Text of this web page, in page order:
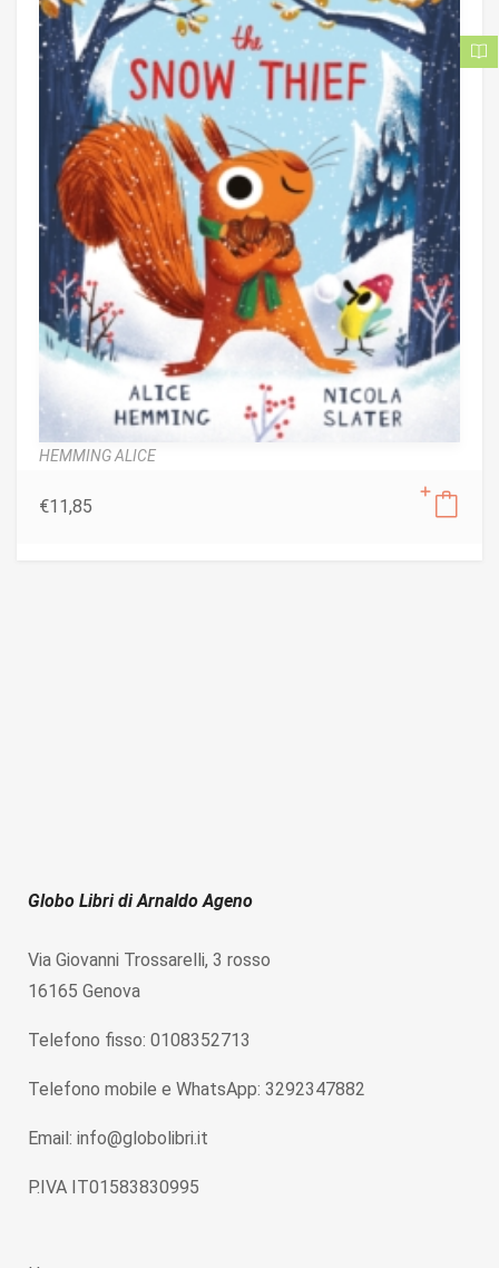
HEMMING ALICE
€11,85
Globo Libri di Arnaldo Ageno
Via Giovanni Trossarelli, 3 rosso
16165 Genova
Telefono fisso: 0108352713
Telefono mobile e WhatsApp: 3292347882
Email: info@globolibri.it
P.IVA IT01583830995